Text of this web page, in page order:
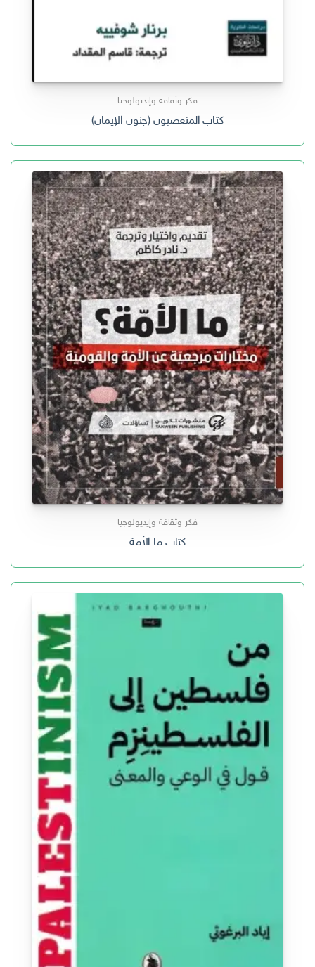
فكر وثقافة وإيديولوجيا
كتاب المتعصبون (جنون الإيمان)
فكر وثقافة وإيديولوجيا
كتاب ما الأمة